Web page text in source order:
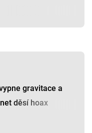
gravitace a
děsí hoax